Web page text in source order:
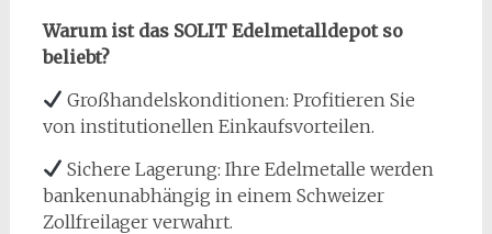
Warum ist das SOLIT Edelmetalldepot so
beliebt?
Großhandelskonditionen: Profitieren Sie
von institutionellen Einkaufsvorteilen.
Sichere Lagerung: Ihre Edelmetalle werden
bankenunabhängig in einem Schweizer
Zollfreilager verwahrt.